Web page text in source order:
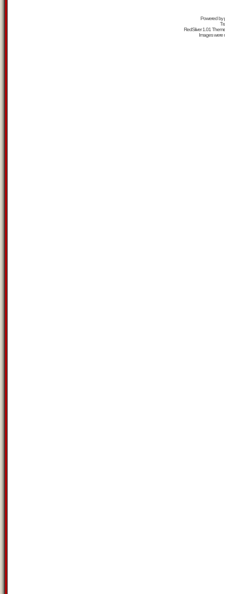
Powered by
RedSilver 1.01
Images were